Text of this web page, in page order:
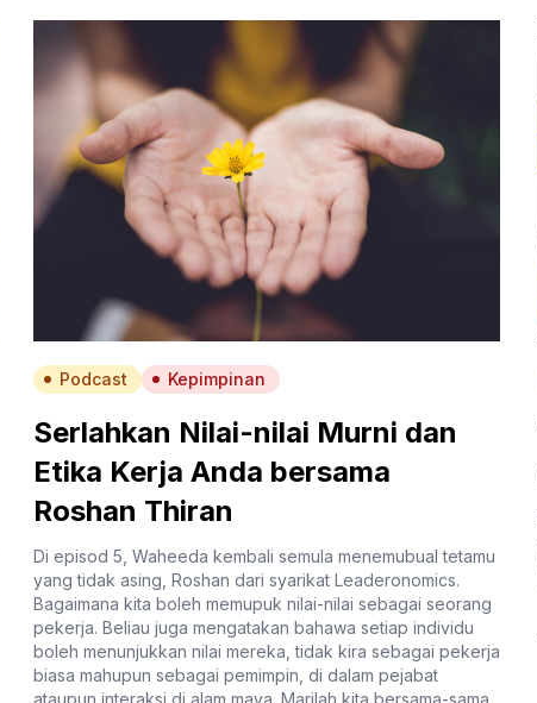
Podcast Kepimpinan
Serlahkan Nilai-nilai Murni dan
Etika Kerja Anda bersama
Roshan Thiran
Di episod 5, Waheeda kembali semula menemubual tetamu
yang tidak asing, Roshan dari syarikat Leaderonomics.
Bagaimana kita boleh memupuk nilai-nilai sebagai seorang
pekerja. Beliau juga mengatakan bahawa setiap individu
boleh menunjukkan nilai mereka, tidak kira sebagai pekerja
biasa mahupun sebagai pemimpin, di dalam pejabat
ataupun interaksi di alam maya. Marilah kita bersama-sama